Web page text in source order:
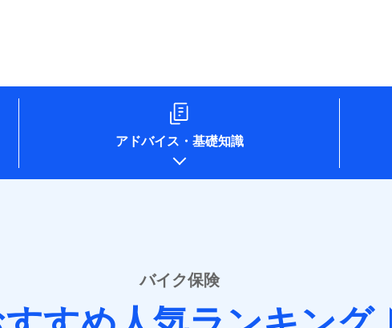
sompo.co.jp/)
design.net/)
)
ins.com/)
アドバイス ・ 基礎知識
バイク保険